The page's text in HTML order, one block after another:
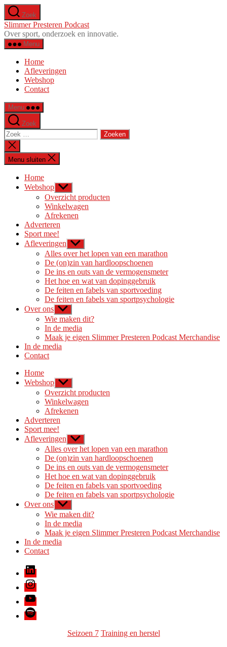
Ga
naar
de
inhoud
Zoek
Slimmer Presteren Podcast
Over sport, onderzoek en innovatie.
Menu
Home
Afleveringen
Webshop
Contact
Menu
Zoek
Zoeken
naar:
Zoeken
sluiten
Menu sluiten
Home
Webshop Toon
submenu
Overzicht producten
Winkelwagen
Afrekenen
Adverteren
Sport mee!
Afleveringen Toon
submenu
Alles over het lopen van een marathon
De (on)zin van hardloopschoenen
De ins en outs van de vermogensmeter
Het hoe en wat van dopinggebruik
De feiten en fabels van sportvoeding
De feiten en fabels van sportpsychologie
Over ons Toon
submenu
Wie maken dit?
In de media
Maak je eigen Slimmer Presteren Podcast Merchandise
In de media
Contact
Home
Webshop Toon
submenu
Overzicht producten
Winkelwagen
Afrekenen
Adverteren
Sport mee!
Afleveringen Toon
submenu
Alles over het lopen van een marathon
De (on)zin van hardloopschoenen
De ins en outs van de vermogensmeter
Het hoe en wat van dopinggebruik
De feiten en fabels van sportvoeding
De feiten en fabels van sportpsychologie
Over ons Toon
submenu
Wie maken dit?
In de media
Maak je eigen Slimmer Presteren Podcast Merchandise
In de media
Contact
LinkedIn
Instagram
Youtube
Spotify
Categorieën
Seizoen 7 Training en herstel